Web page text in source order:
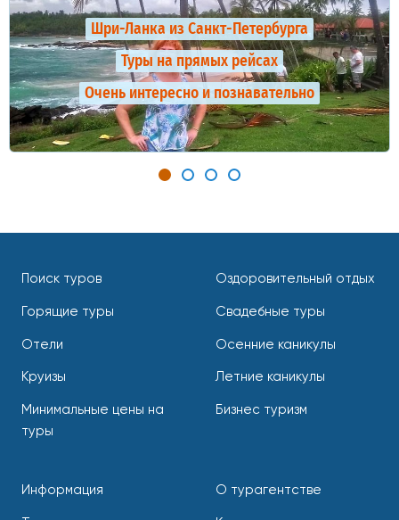
Шри-Ланка из Санкт-Петербурга
Туры на прямых рейсах
Очень интересно и познавательно
Поиск туров
Горящие туры
Отели
Круизы
Минимальные цены на
туры
Оздоровительный отдых
Свадебные туры
Осенние каникулы
Летние каникулы
Бизнес туризм
Информация О турагентстве